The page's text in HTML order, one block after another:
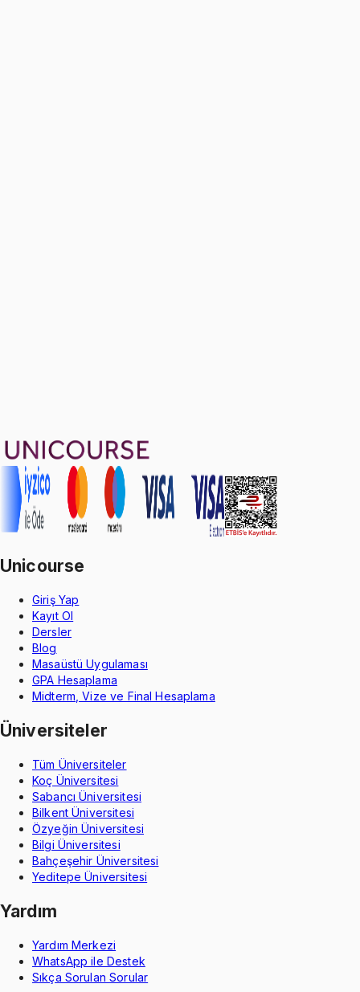
Unicourse
Giriş Yap
Kayıt Ol
Dersler
Blog
Masaüstü Uygulaması
GPA Hesaplama
Midterm, Vize ve Final Hesaplama
Üniversiteler
Tüm Üniversiteler
Koç Üniversitesi
Sabancı Üniversitesi
Bilkent Üniversitesi
Özyeğin Üniversitesi
Bilgi Üniversitesi
Bahçeşehir Üniversitesi
Yeditepe Üniversitesi
Yardım
Yardım Merkezi
WhatsApp ile Destek
Sıkça Sorulan Sorular